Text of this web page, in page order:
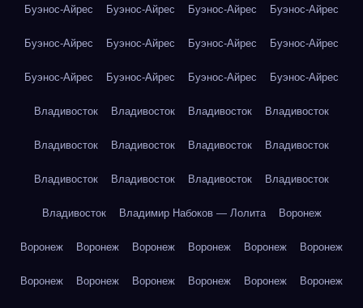
Буэнос-Айрес Буэнос-Айрес Буэнос-Айрес Буэнос-Айрес
Буэнос-Айрес Буэнос-Айрес Буэнос-Айрес Буэнос-Айрес
Буэнос-Айрес Буэнос-Айрес Буэнос-Айрес Буэнос-Айрес
Владивосток Владивосток Владивосток Владивосток
Владивосток Владивосток Владивосток Владивосток
Владивосток Владивосток Владивосток Владивосток
Владивосток Владимир Набоков — Лолита Воронеж
Воронеж Воронеж Воронеж Воронеж Воронеж Воронеж
Воронеж Воронеж Воронеж Воронеж Воронеж Воронеж